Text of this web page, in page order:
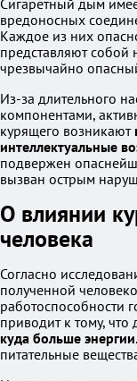
Сигаретный дым
вредоносных
Каждое из них
представляют собой
чрезвычайно
Из-за длительного
компонентами,
курящего возникают
интеллектуальные
подвержен
вызван острым
О влиянии
человека
Согласно
полученной
работоспособности
приводит к тому,
куда больше энергии
питательные